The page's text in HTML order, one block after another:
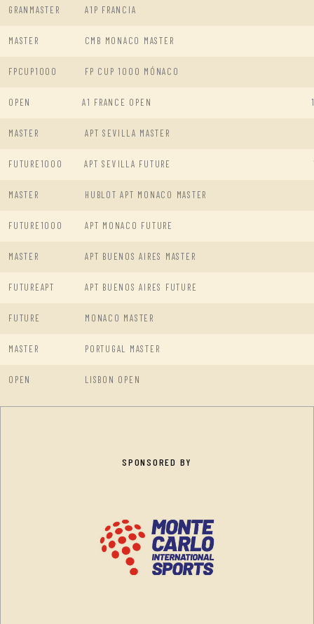
GRANMASTER A1P FRANCIA
MASTER CMB MONACO MASTER
FPCUP1000 FP CUP 1000 MÓNACO
OPEN A1 FRANCE OPEN
MASTER APT SEVILLA MASTER
FUTURE1000 APT SEVILLA FUTURE
MASTER HUBLOT APT MONACO MASTER
FUTURE1000 APT MONACO FUTURE
MASTER APT BUENOS AIRES MASTER
FUTUREAPT APT BUENOS AIRES FUTURE
FUTURE MONACO MASTER
MASTER PORTUGAL MASTER
OPEN LISBON OPEN
SPONSORED BY